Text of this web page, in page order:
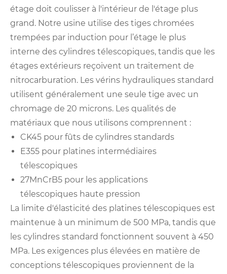
étage doit coulisser à l'intérieur de l'étage plus
grand. Notre usine utilise des tiges chromées
trempées par induction pour l’étage le plus
interne des cylindres télescopiques, tandis que les
étages extérieurs reçoivent un traitement de
nitrocarburation. Les vérins hydrauliques standard
utilisent généralement une seule tige avec un
chromage de 20 microns. Les qualités de
matériaux que nous utilisons comprennent :
CK45 pour fûts de cylindres standards
E355 pour platines intermédiaires
télescopiques
27MnCrB5 pour les applications
télescopiques haute pression
La limite d'élasticité des platines télescopiques est
maintenue à un minimum de 500 MPa, tandis que
les cylindres standard fonctionnent souvent à 450
MPa. Les exigences plus élevées en matière de
conceptions télescopiques proviennent de la